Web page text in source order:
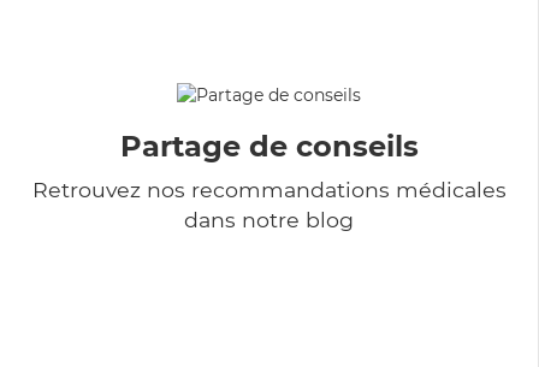
Partage de conseils
Retrouvez nos recommandations médicales
dans notre blog